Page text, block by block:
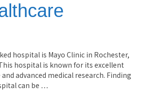
hospital is Mayo Clinic in Rochester,
hospital is known for its excellent
advanced medical research. Finding
can be …